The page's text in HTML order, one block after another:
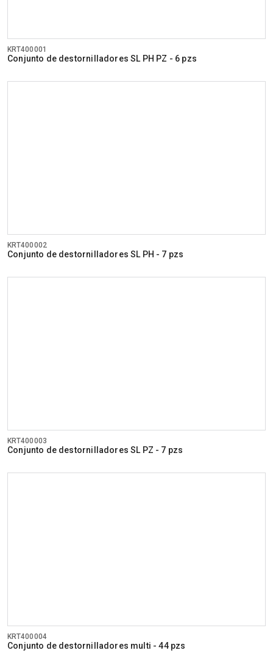
KRT400001
Conjunto de destornilladores SL PH PZ - 6 pzs
KRT400002
Conjunto de destornilladores SL PH - 7 pzs
KRT400003
Conjunto de destornilladores SL PZ - 7 pzs
KRT400004
Conjunto de destornilladores multi - 44 pzs